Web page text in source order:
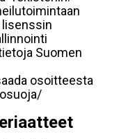
Suomen
osoitteesta